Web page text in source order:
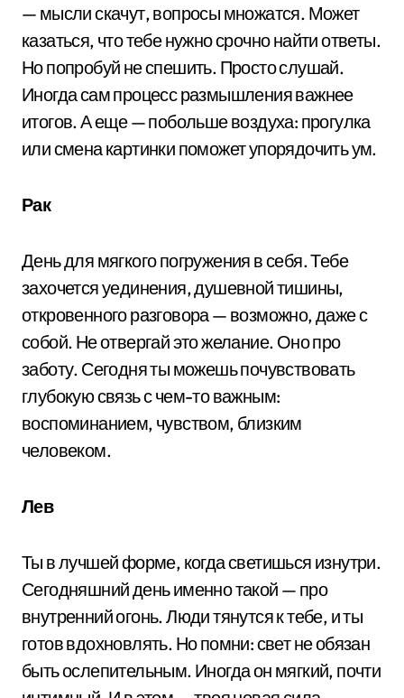
— мысли скачут, вопросы множатся. Может
казаться, что тебе нужно срочно найти ответы.
Но попробуй не спешить. Просто слушай.
Иногда сам процесс размышления важнее
итогов. А еще — побольше воздуха: прогулка
или смена картинки поможет упорядочить ум.
Рак
День для мягкого погружения в себя. Тебе
захочется уединения, душевной тишины,
откровенного разговора — возможно, даже с
собой. Не отвергай это желание. Оно про
заботу. Сегодня ты можешь почувствовать
глубокую связь с чем-то важным:
воспоминанием, чувством, близким
человеком.
Лев
Ты в лучшей форме, когда светишься изнутри.
Сегодняшний день именно такой — про
внутренний огонь. Люди тянутся к тебе, и ты
готов вдохновлять. Но помни: свет не обязан
быть ослепительным. Иногда он мягкий, почти